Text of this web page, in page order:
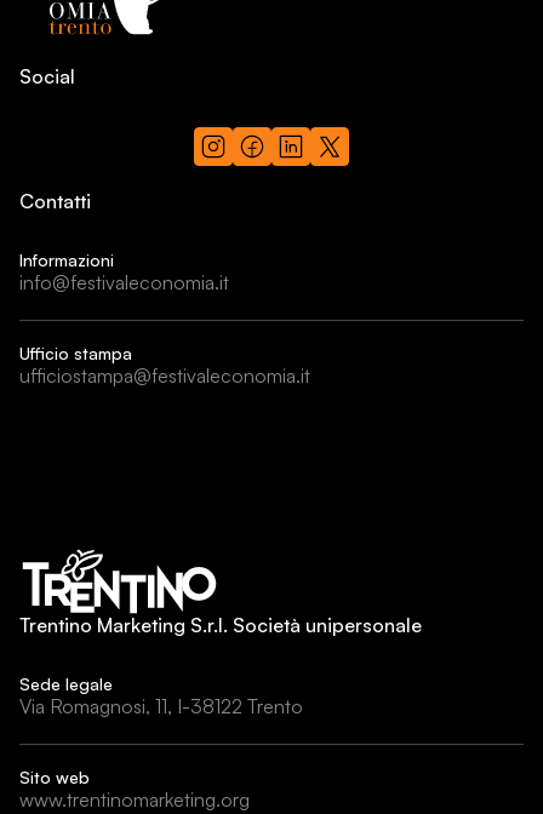
Social
Contatti
Informazioni
info@festivaleconomia.it
Ufficio stampa
ufficiostampa@festivaleconomia.it
Trentino Marketing S.r.l. Società unipersonale
Sede legale
Via Romagnosi, 11, I-38122 Trento
Sito web
www.trentinomarketing.org